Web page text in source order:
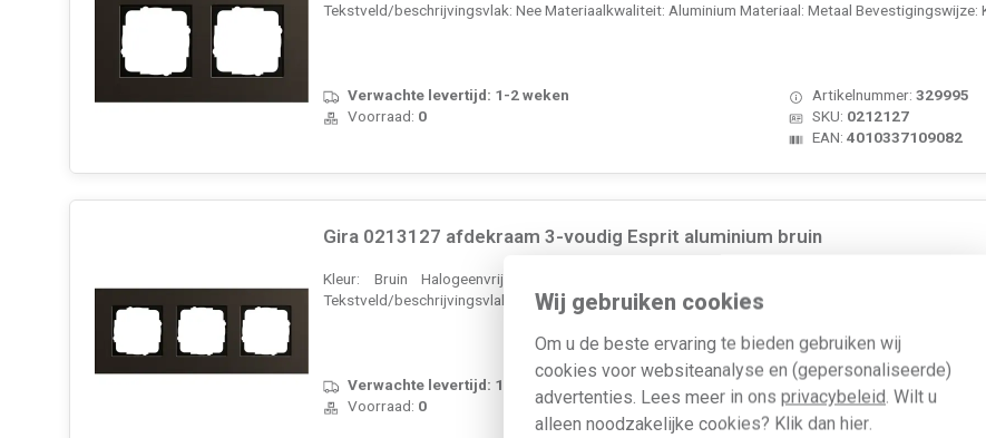
Wij gebruiken cookies
Om u de beste ervaring te bieden gebruiken wij
cookies voor websiteanalyse en (gepersonaliseerde)
advertenties. Lees meer in ons privacybeleid. Wilt u
alleen noodzakelijke cookies? Klik dan hier.
Tekstveld/beschrijvingsvlak: Nee Materiaalkwaliteit: Aluminium Materiaal: Metaal Bevestigingswijze:
Artikelnummer:329995
SKU: 0212127
EAN:4010337109082
Verwachte levertijd: 1-2 weken
Voorraad: 0
Gira 0213127 afdekraam 3-voudig Esprit aluminium bruin
Kleur: Bruin Halogeenvrij: Ja Aantal eenheden: 3 Met klapdeksel: Nee
Tekstveld/beschrijvingsvlak: Nee Materiaalkwaliteit: Aluminium Materiaal: Metaal Bevestigingswijze:
Artikelnummer:329996
SKU:0213127
EAN:4010337109099
Verwachte levertijd: 1-2 weken
Voorraad: 0